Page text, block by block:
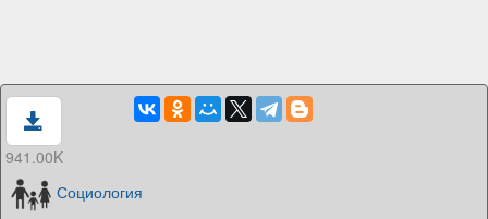
941.00K
Социология